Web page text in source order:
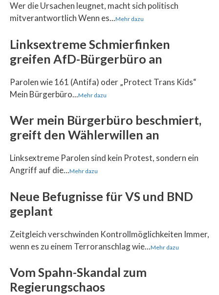
Wer die Ursachen leugnet, macht sich politisch
mitverantwortlich Wenn es...Mehr dazu
Linksextreme Schmierfinken
greifen AfD-Bürgerbüro an
Parolen wie 161 (Antifa) oder „Protect Trans Kids“
Mein Bürgerbüro...Mehr dazu
Wer mein Bürgerbüro beschmiert,
greift den Wählerwillen an
Linksextreme Parolen sind kein Protest, sondern ein
Angriff auf die...Mehr dazu
Neue Befugnisse für VS und BND
geplant
Zeitgleich verschwinden Kontrollmöglichkeiten Immer,
wenn es zu einem Terroranschlag wie...Mehr dazu
Vom Spahn-Skandal zum
Regierungschaos